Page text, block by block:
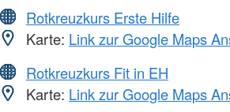
Rotkreuzkurs Erste Hilfe
Karte: Link zur Google Maps
Rotkreuzkurs Fit in EH
Karte: Link zur Google Maps